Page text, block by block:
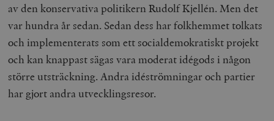
av den konservativa politikern Rudolf Kjellén. Men det
var hundra år sedan. Sedan dess har folkhemmet tolkats
och implementerats som ett socialdemokratiskt projekt
och kan knappast sägas vara moderat idégods i någon
större utsträckning. Andra idéströmningar och partier
har gjort andra utvecklingsresor.